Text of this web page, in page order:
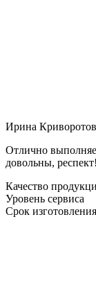
Ирина
Отлично
довольны,
Качество
Уровень сервиса
Срок изготовления